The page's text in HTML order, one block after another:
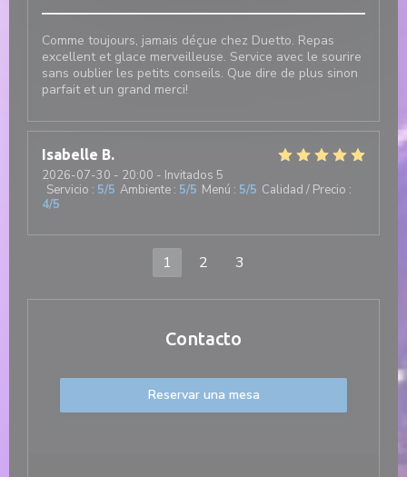
Comme toujours, jamais déçue chez Duetto. Repas
excellent et glace merveilleuse. Service avec le sourire
sans oublier les petits conseils. Que dire de plus sinon
parfait et un grand merci!
Isabelle B
2026-07-30 - 20:00 - Invitados 5
Servicio : 5/5 Ambiente : 5/5 Menú : 5/5 Calidad / Precio :
4/5
1 2 3
Contacto
Reservar una mesa